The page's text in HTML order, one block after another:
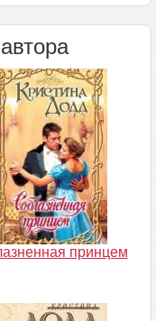
принцем